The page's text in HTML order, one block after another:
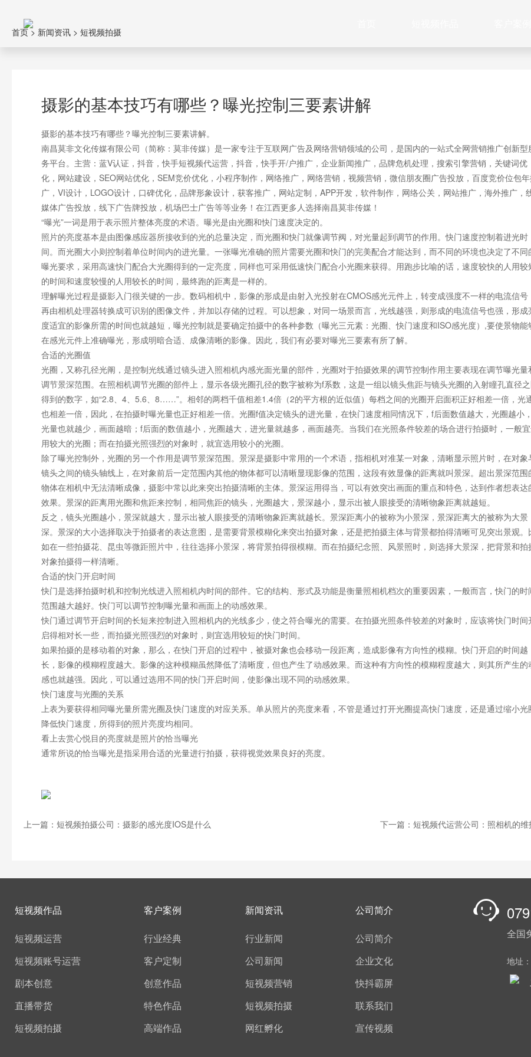
首页 > 新闻资讯 > 短视频拍摄
摄影的基本技巧有哪些？曝光控制三要素讲解
摄影的基本技巧有哪些？曝光控制三要素讲解。
南昌莫非文化传媒有限公司（简称：莫非传媒）是一家专注于互联网广告及网络营销领域的公司，是国内的一站式全网营销推广创新型
务平台。主营：蓝V认证，抖音，快手短视频代运营，抖音，快手开/户推广，企业新闻推广，品牌危机处理，搜索引擎营销，关键词优
化，网站建设，SEO网站优化，SEM竞价优化，小程序制作，网络推广，网络营销，视频营销，微信朋友圈广告投放，百度竞价位包
广，VI设计，LOGO设计，口碑优化，品牌形象设计，获客推广，网站定制，APP开发，软件制作，网络公关，网站推广，海外推广，
媒体广告投放，线下广告牌投放，机场巴士广告等等业务！在江西更多人选择南昌莫非传媒！
“曝光”一词是用于表示照片整体亮度的术语。曝光是由光圈和快门速度决定的。
照片的亮度基本是由图像感应器所接收到的光的总量决定，而光圈和快门就像调节阀，对光量起到调节的作用。快门速度控制着进光时
间。而光圈大小则控制着单位时间内的进光量。一张曝光准确的照片需要光圈和快门的完美配合才能达到，而不同的环境也决定了不同
曝光要求，采用高速快门配合大光圈得到的一定亮度，同样也可采用低速快门配合小光圈来获得。用跑步比喻的话，速度较快的人用较
的时间和速度较慢的人用较长的时间，最终跑的距离是一样的。
理解曝光过程是摄影入门很关键的一步。数码相机中，影像的形成是由射入光投射在CMOS感光元件上，转变成强度不一样的电流信号
再由相机处理器转换成可识别的图像文件，并加以存储的过程。可以想象，对同一场景而言，光线越强，则形成的电流信号也强，形成
度适宜的影像所需的时间也就越短，曝光控制就是要确定拍摄中的各种参数（曝光三元素：光圈、快门速度和ISO感光度）,要使景物能
在感光元件上准确曝光，形成明暗合适、成像清晰的影像。因此，我们有必要对曝光三要素有所了解。
合适的光圈值
光圈，又称孔径光阐，是控制光线通过镜头进入照相机内感光面光量的部件，光圈对于拍摄效果的调节控制作用主要表现在调节曝光量
调节景深范围。在照相机调节光圈的部件上，显示各级光圈孔径的数字被称为f系数，这是一组以镜头焦距与镜头光圈的入射瞳孔直径
得到的数字，如“2.8、4、5.6、8……”。相邻的两档千值相差1.4倍（2的平方根的近似值）每档之间的光圈开启面积正好相差一倍，光
也相差一倍，因此，在拍摄时曝光量也正好相差一倍。光圈f值决定镜头的进光量，在快门速度相同情况下，f后面数值越大，光圈越小
光量也就越少，画面越暗；f后面的数值越小，光圈越大，进光量就越多，画面越亮。当我们在光照条件较差的场合进行拍摄时，一般
用较大的光圈；而在拍摄光照强烈的对象时，就宜选用较小的光圈。
除了曝光控制外，光圈的另一个作用是调节景深范围。景深是摄影中常用的一个术语，指相机对准某一对象，清晰显示照片时，在对象
镜头之间的镜头轴线上，在对象前后一定范围内其他的物体都可以清晰显现影像的范围，这段有效显像的距离就叫景深。超出景深范围
物体在相机中无法清晰成像，摄影中常以此来突出拍摄清晰的主体。景深运用得当，可以有效突出画面的重点和特色，达到作者想表达
效果。景深的距离用光圈和焦距来控制，相同焦距的镜头，光圈越大，景深越小，显示出被人眼接受的清晰物象距离就越短。
反之，镜头光圈越小，景深就越大，显示出被人眼接受的清晰物象距离就越长。景深距离小的被称为小景深，景深距离大的被称为大景
深。景深的大小选择取决于拍摄者的表达意图，是需要背景模糊化来突出拍摄对象，还是把拍摄主体与背景都拍得清晰可见突出景观。
如在一些拍摄花、昆虫等微距照片中，往往选择小景深，将背景拍得很模糊。而在拍摄纪念照、风景照时，则选择大景深，把背景和拍
对象拍摄得一样清晰。
合适的快门开启时间
快门是选择拍摄时机和控制光线进入照相机内时间的部件。它的结构、形式及功能是衡量照相机档次的重要因素，一般而言，快门的时
范围越大越好。快门可以调节控制曝光量和画面上的动感效果。
快门通过调节开启时间的长短来控制进入照相机内的光线多少，使之符合曝光的需要。在拍摄光照条件较差的对象时，应该将快门时间
启得相对长一些，而拍摄光照强烈的对象时，则宜选用较短的快门时间。
如果拍摄的是移动着的对象，那么，在快门开启的过程中，被摄对象也会移动一段距离，造成影像有方向性的模糊。快门开启的时间越
长，影像的模糊程度越大。影像的这种模糊虽然降低了清晰度，但也产生了动感效果。而这种有方向性的模糊程度越大，则其所产生的
感也就越强。因此，可以通过选用不同的快门开启时间，使影像出现不同的动感效果。
快门速度与光圈的关系
上表为要获得相同曝光量所需光圈及快门速度的对应关系。单从照片的亮度来看，不管是通过打开光圈提高快门速度，还是通过缩小光
降低快门速度，所得到的照片亮度均相同。
看上去赏心悦目的亮度就是照片的恰当曝光
通常所说的恰当曝光是指采用合适的光量进行拍摄，获得视觉效果良好的亮度。
上一篇：短视频拍摄公司：摄影的感光度IOS是什么 下一篇：短视频代运营公司：照相机的
短视频作品
短视频运营
短视频账号运营
剧本创意
直播带货
短视频拍摄
客户案例
行业经典
客户定制
创意作品
特色作品
高端作品
新闻资讯
行业新闻
公司新闻
短视频营销
短视频拍摄
网红孵化
公司简介
公司简介
企业文化
快抖霸屏
联系我们
宣传视频
全国
地址